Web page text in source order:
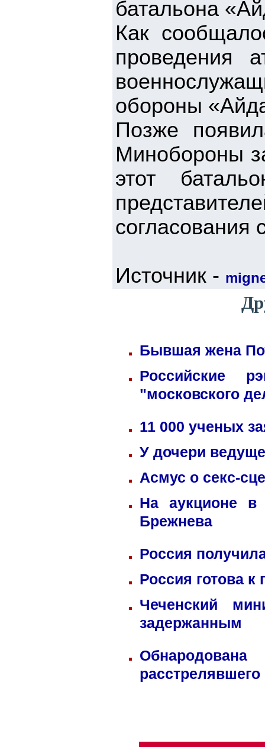
батальона
Как
проведения
обороны
Позже
Минобороны
этот
согласования
Источник -
Бывшая жена
Российские
"московского
11 000 ученых
У дочери
Асмус о секс-
На аукционе в
Брежнева
Россия
Россия готова к
Чеченский
задержанным